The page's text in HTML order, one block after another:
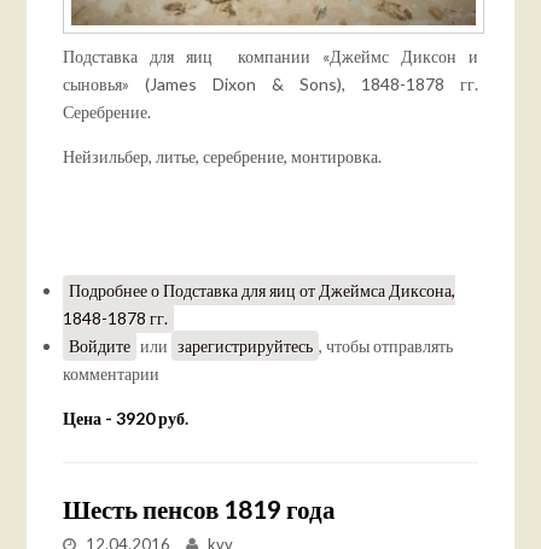
Подставка для яиц компании «Джеймс Диксон и
сыновья» (James Dixon & Sons), 1848-1878 гг.
Серебрение.
Нейзильбер, литье, серебрение, монтировка.
Подробнеео Подставка для яиц от Джеймса Диксона,
1848-1878 гг.
Войдите или зарегистрируйтесь , чтобы отправлять
комментарии
Цена - 3920 руб.
Шесть пенсов 1819 года
12.04.2016 kvv